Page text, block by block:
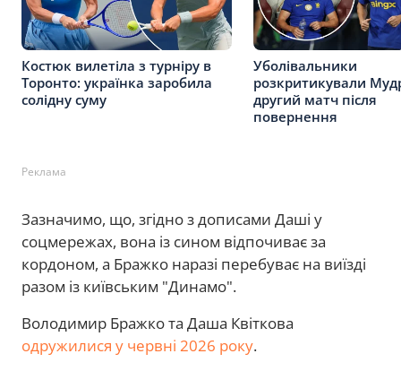
Костюк вилетіла з турніру в
Торонто: українка заробила
солідну суму
Уболівальники
розкритикували
другий матч після
повернення
Реклама
Зазначимо, що, згідно з дописами Даші у
соцмережах, вона із сином відпочиває за
кордоном, а Бражко наразі перебуває на виїзді
разом із київським "Динамо".
Володимир Бражко та Даша Квіткова
одружилися у червні 2026 року.